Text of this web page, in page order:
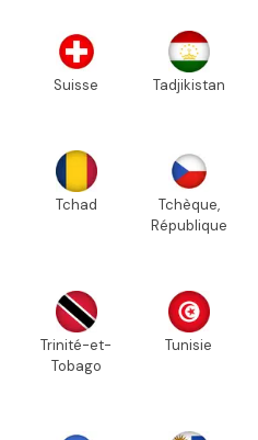
Suisse Tadjikistan
Tchad
Tchèque,
République
Trinité-et-
Tobago
Tunisie